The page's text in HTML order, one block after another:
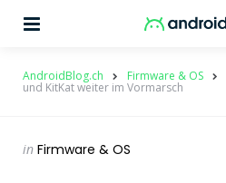
AndroidBlog.ch Firmware & OS
und KitKat weiter im Vormarsch
Categories
Posted
in Firmware & OS